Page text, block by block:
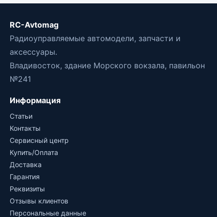
RC-Avtomag
Радиоуправляемые автомодели, запчасти и
аксессуары.
Владивосток, здание Морского вокзала, павильон
№241
Информация
Статьи
Контакты
Сервисный центр
Купить/Оплата
Доставка
Гарантия
Реквизиты
Отзывы клиентов
Персональные данные